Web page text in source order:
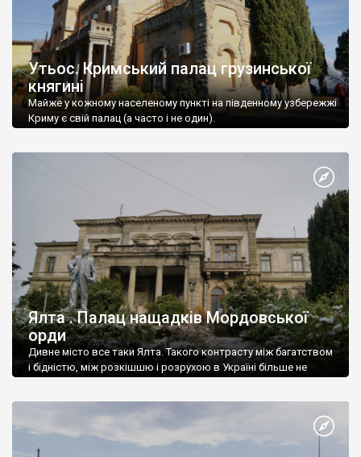
Утьос. Кримський палац грузинської
княгині
Майже у кожному населеному пункті на південному узбережжі
Криму є свій палац (а часто і не один).
Ялта . Палац нащадків Мордовської
орди
Дивне місто все таки Ялта. Такого контрасту між багатством
і бідністю, між розкішшю і розрухою в Україні більше не